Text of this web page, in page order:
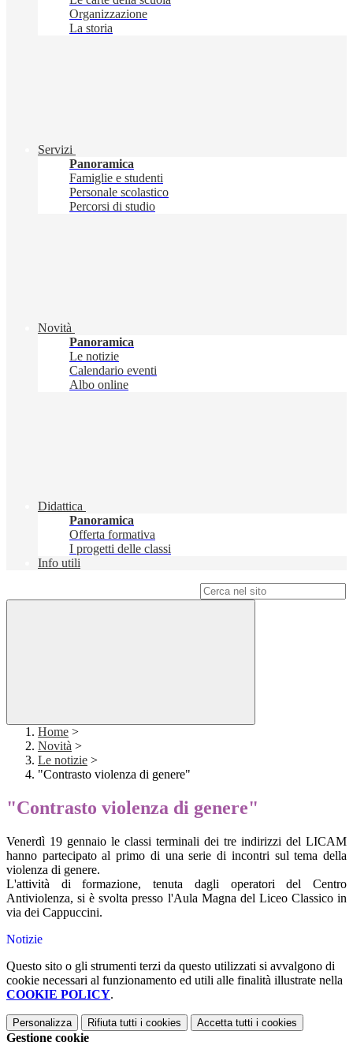
Organizzazione
La storia
Servizi
Panoramica
Famiglie e studenti
Personale scolastico
Percorsi di studio
Novità
Panoramica
Le notizie
Calendario eventi
Albo online
Didattica
Panoramica
Offerta formativa
I progetti delle classi
Info utili
Home >
Novità >
Le notizie >
"Contrasto violenza di genere"
"Contrasto violenza di genere"
Venerdì 19 gennaio le classi terminali dei tre indirizzi del LICAM
hanno partecipato al primo di una serie di incontri sul tema della
violenza di genere.
L'attività di formazione, tenuta dagli operatori del Centro
Antiviolenza, si è svolta presso l'Aula Magna del Liceo Classico in
via dei Cappuccini.
Notizie
Questo sito o gli strumenti terzi da questo utilizzati si avvalgono di
cookie necessari al funzionamento ed utili alle finalità illustrate nella
COOKIE POLICY.
Personalizza Rifiuta tutti i cookies Accetta tutti i cookies
Gestione cookie